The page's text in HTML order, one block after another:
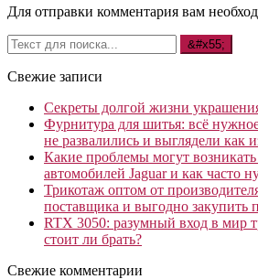
Для отправки комментария вам
Свежие записи
Секреты долгой жизни
Фурнитура для шитья: всё
не развалились и выглядели как
Какие проблемы могут
автомобилей Jaguar и как часто
Трикотаж оптом от
поставщика и выгодно закупить
RTX 3050: разумный вход в мир
стоит ли брать?
Свежие комментарии